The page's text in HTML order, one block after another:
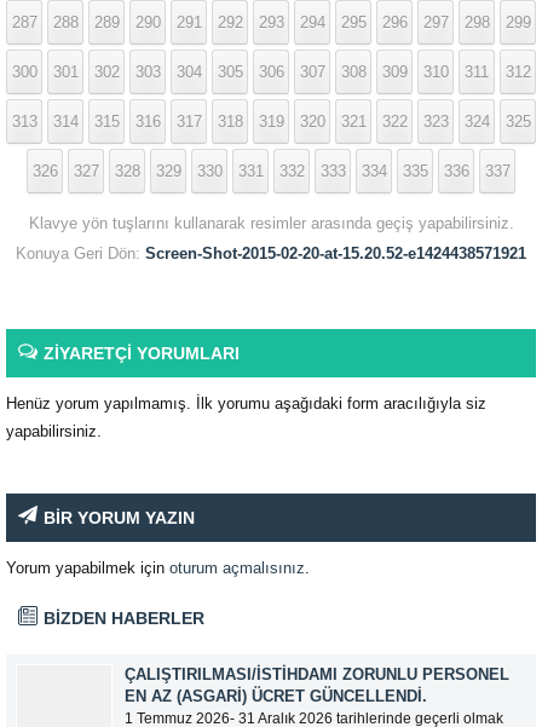
287 288 289 290 291 292 293 294 295 296 297 298 299
300 301 302 303 304 305 306 307 308 309 310 311 312
313 314 315 316 317 318 319 320 321 322 323 324 325
326 327 328 329 330 331 332 333 334 335 336 337
Klavye yön tuşlarını kullanarak resimler arasında geçiş yapabilirsiniz.
Konuya Geri Dön: Screen-Shot-2015-02-20-at-15.20.52-e1424438571921
ZİYARETÇİ YORUMLARI
Henüz yorum yapılmamış. İlk yorumu aşağıdaki form aracılığıyla siz
yapabilirsiniz.
BİR YORUM YAZIN
Yorum yapabilmek için oturum açmalısınız
BİZDEN HABERLER
ÇALIŞTIRILMASI/İSTIHDAMI ZORUNLU PERSONEL
EN AZ (ASGARI) ÜCRET GÜNCELLENDI.
1 Temmuz 2026- 31 Aralık 2026 tarihlerinde geçerli olmak